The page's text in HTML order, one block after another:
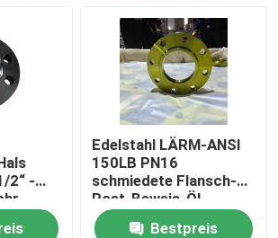
Edelstahl
aus Edelstahl
2“ -
Edelstahl LÄRM-ANSI
150LB PN16
schmiedete Flansch-
Rost-Beweis-Öl,
Bestpreis